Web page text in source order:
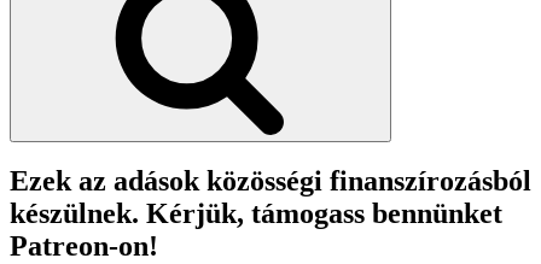
Ezek az adások közösségi finanszírozásból
készülnek. Kérjük, támogass bennünket
Patreon-on!